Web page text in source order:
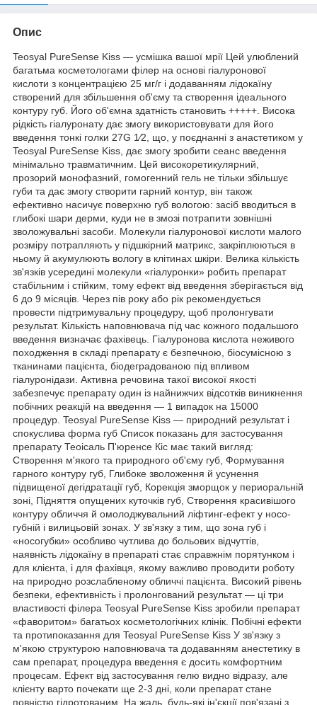
Опис
Teosyal PureSense Kiss — усмішка вашої мрії Цей улюблений
багатьма косметологами філер на основі гіалуронової
кислоти з концентрацією 25 мг/г і додаванням лідокаїну
створений для збільшення об'єму та створення ідеального
контуру губ. Його об'ємна здатність становить +++++. Висока
рідкість гіалуронату дає змогу використовувати для його
введення тонкі голки 27G 1⁄2, що, у поєднанні з анастетиком у
Teosyal PureSense Kiss, дає змогу зробити сеанс введення
мінімально травматичним. Цей високоретикулярний,
прозорий монофазний, гомогенний гель не тільки збільшує
губи та дає змогу створити гарний контур, він також
ефективно насичує поверхню губ вологою: засіб вводиться в
глибокі шари дерми, куди не в змозі потрапити зовнішні
зволожувальні засоби. Молекули гіалуронової кислоти малого
розміру потрапляють у підшкірний матрикс, закріплюються в
ньому й акумулюють вологу в клітинах шкіри. Велика кількість
зв'язків усередині молекули «гіалуронки» робить препарат
стабільним і стійким, тому ефект від введення зберігається від
6 до 9 місяців. Через пів року або рік рекомендується
провести підтримувальну процедуру, щоб пролонгувати
результат. Кількість наповнювача під час кожного подальшого
введення визначає фахівець. Гіалуронова кислота неживого
походження в складі препарату є безпечною, біосумісною з
тканинами пацієнта, біодеградованою під впливом
гіалуронідази. Активна речовина такої високої якості
забезпечує препарату один із найнижчих відсотків виникнення
побічних реакцій на введення — 1 випадок на 15000
процедур. Teosyal PureSense Kiss — природний результат і
спокуслива форма губ Список показань для застосування
препарату Теоісаль П'юренсе Кіс має такий вигляд:
Створення м'якого та природного об'єму губ, Формування
гарного контуру губ, Глибоке зволоження й усунення
підвищеної дегідратації губ, Корекція зморщок у периоральній
зоні, Підняття опущених куточків губ, Створення красивішого
контуру обличчя й омолоджувальний ліфтинг-ефект у носо-
губній і вилицьовій зонах. У зв'язку з тим, що зона губ і
«носогубки» особливо чутлива до больових відчуттів,
наявність лідокаїну в препараті стає справжнім порятунком і
для клієнта, і для фахівця, якому важливо проводити роботу
на природно розслабленому обличчі пацієнта. Високий рівень
безпеки, ефективність і пролонгований результат — ці три
властивості філера Teosyal PureSense Kiss зробили препарат
«фаворитом» багатьох косметологічних клінік. Побічні ефекти
та протипоказання для Teosyal PureSense Kiss У зв'язку з
м'якою структурою наповнювача та додаванням анестетику в
сам препарат, процедура введення є досить комфортним
процесам. Ефект від застосування гелю видно відразу, але
клієнту варто почекати ще 2-3 дні, коли препарат стане
повністю гідротованим. На жаль, будь-які ін'єкції пов'язані з